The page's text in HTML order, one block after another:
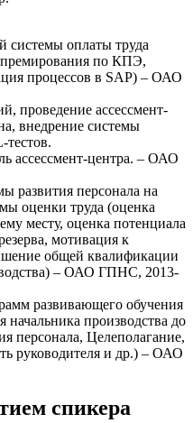
системы оплаты труда
премирования по КПЭ,
процессов в SAP) – ОАО
проведение ассессмент-
внедрение системы
тестов.
ассессмент-центра. – ОАО
развития персонала на
оценки труда (оценка
месту, оценка потенциала
мотивация к
общей квалификации
– ОАО ГПНС, 2013-
развивающего обучения
производства до
персонала, Целеполагание,
руководителя и др.) – ОАО
спикера